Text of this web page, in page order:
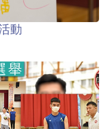
動